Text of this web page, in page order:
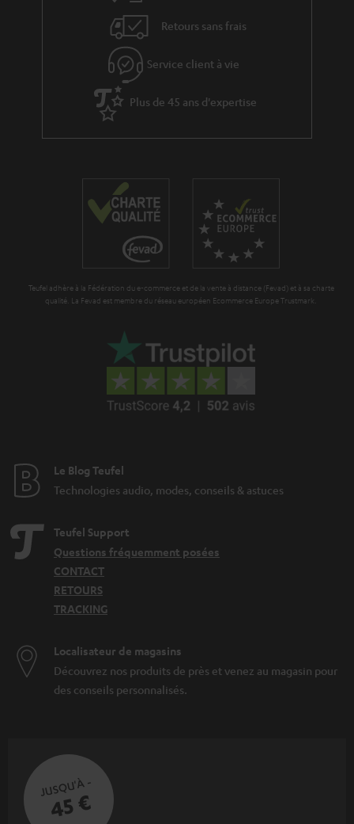
Retours sans frais
Service client à vie
Plus de 45 ans d'expertise
Teufel adhère à la Fédération du e-commerce et de la vente à distance (Fevad) et à sa charte
qualité. La Fevad est membre du réseau européen Ecommerce Europe Trustmark.
Le Blog Teufel
Technologies audio, modes, conseils & astuces
Teufel Support
Questions fréquemment posées
CONTACT
RETOURS
TRACKING
Localisateur de magasins
Découvrez nos produits de près et venez au magasin pour
des conseils personnalisés.
JUSQU'À -
45 €